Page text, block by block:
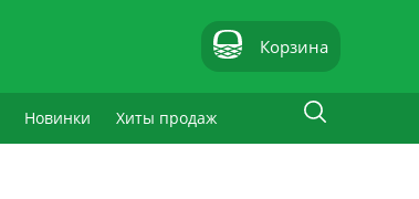
Корзина
Новинки Хиты продаж